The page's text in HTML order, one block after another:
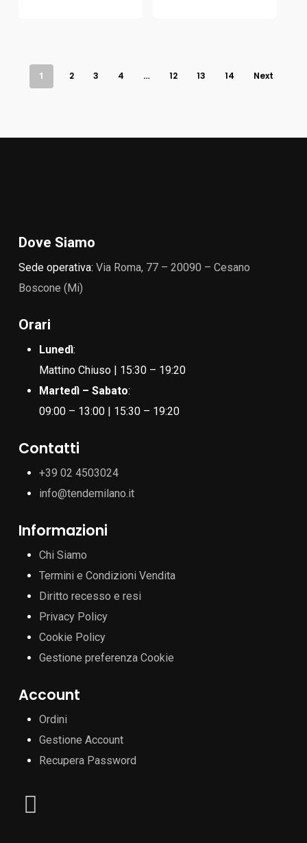
1 2 3 4 … 12 13 14 Next
Dove Siamo
Sede operativa: Via Roma, 77 – 20090 – Cesano
Boscone (Mi)
Orari
Lunedì:
Mattino Chiuso | 15:30 – 19:20
Martedì – Sabato:
09:00 – 13:00 | 15:30 – 19:20
Contatti
+39 02 4503024
info@tendemilano.it
Informazioni
Chi Siamo
Termini e Condizioni Vendita
Diritto recesso e resi
Privacy Policy
Cookie Policy
Gestione preferenza Cookie
Account
Ordini
Gestione Account
Recupera Password